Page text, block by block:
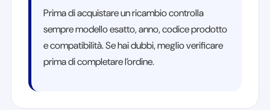
Prima di acquistare un ricambio controlla
sempre modello esatto, anno, codice prodotto
e compatibilità. Se hai dubbi, meglio verificare
prima di completare l’ordine.